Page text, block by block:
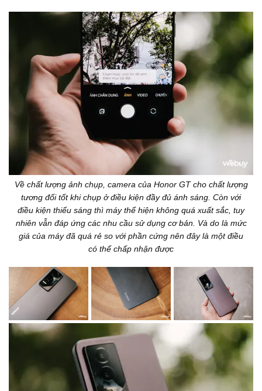
Về chất lượng ảnh chụp, camera của Honor GT cho chất lượng
tương đối tốt khi chụp ở điều kiện đầy đủ ánh sáng. Còn với
điều kiện thiếu sáng thì máy thể hiện không quá xuất sắc, tuy
nhiên vẫn đáp ứng các nhu cầu sử dụng cơ bản. Và do là mức
giá của máy đã quá rẻ so với phần cứng nên đây là một điều
có thể chấp nhận được